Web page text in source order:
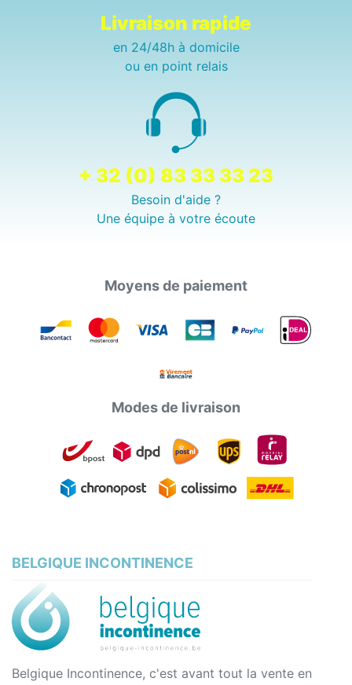
Livraison rapide
en 24/48h à domicile
ou en point relais
+ 32 (0) 83 33 33 23
Besoin d'aide ?
Une équipe à votre écoute
Moyens de paiement
Modes de livraison
BELGIQUE INCONTINENCE
Belgique Incontinence, c'est avant tout la vente en